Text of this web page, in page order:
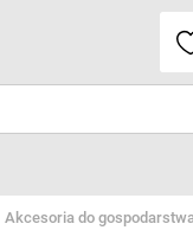
Akcesoria do